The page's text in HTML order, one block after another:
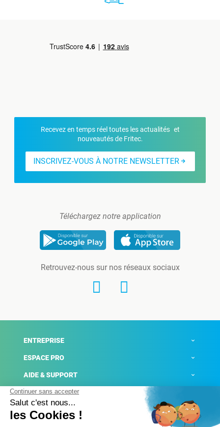
Recevez en temps réel toutes les actualités et
nouveautés de Fritec.
INSCRIVEZ-VOUS À NOTRE NEWSLETTER
Téléchargez notre application
Retrouvez-nous sur nos réseaux sociaux
ENTREPRISE
ESPACE PRO
AIDE & SUPPORT
ACTUALITÉS